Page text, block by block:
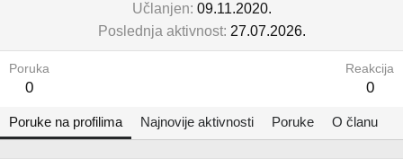
Učlanjen 09.11.2020.
Poslednja aktivnost 27.07.2026.
Poruka
0
Reakcija
0
Poruke na profilima Najnovije aktivnosti Poruke O članu